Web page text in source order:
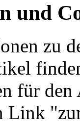
und
zu
für
Link